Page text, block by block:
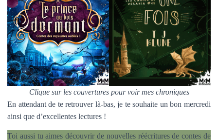
Clique sur les couvertures pour voir mes chroniques
En attendant de te retrouver là-bas, je te souhaite un bon mercredi
ainsi que d’excellentes lectures !
Toi aussi tu aimes découvrir de nouvelles réécritures de contes de